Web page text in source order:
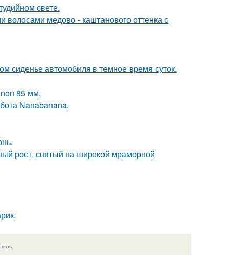
свете.
медово - каштанового оттенка с
сиденье автомобиля в темное время суток.
85 мм.
Nanabanana.
рост, снятый на широкой мраморной